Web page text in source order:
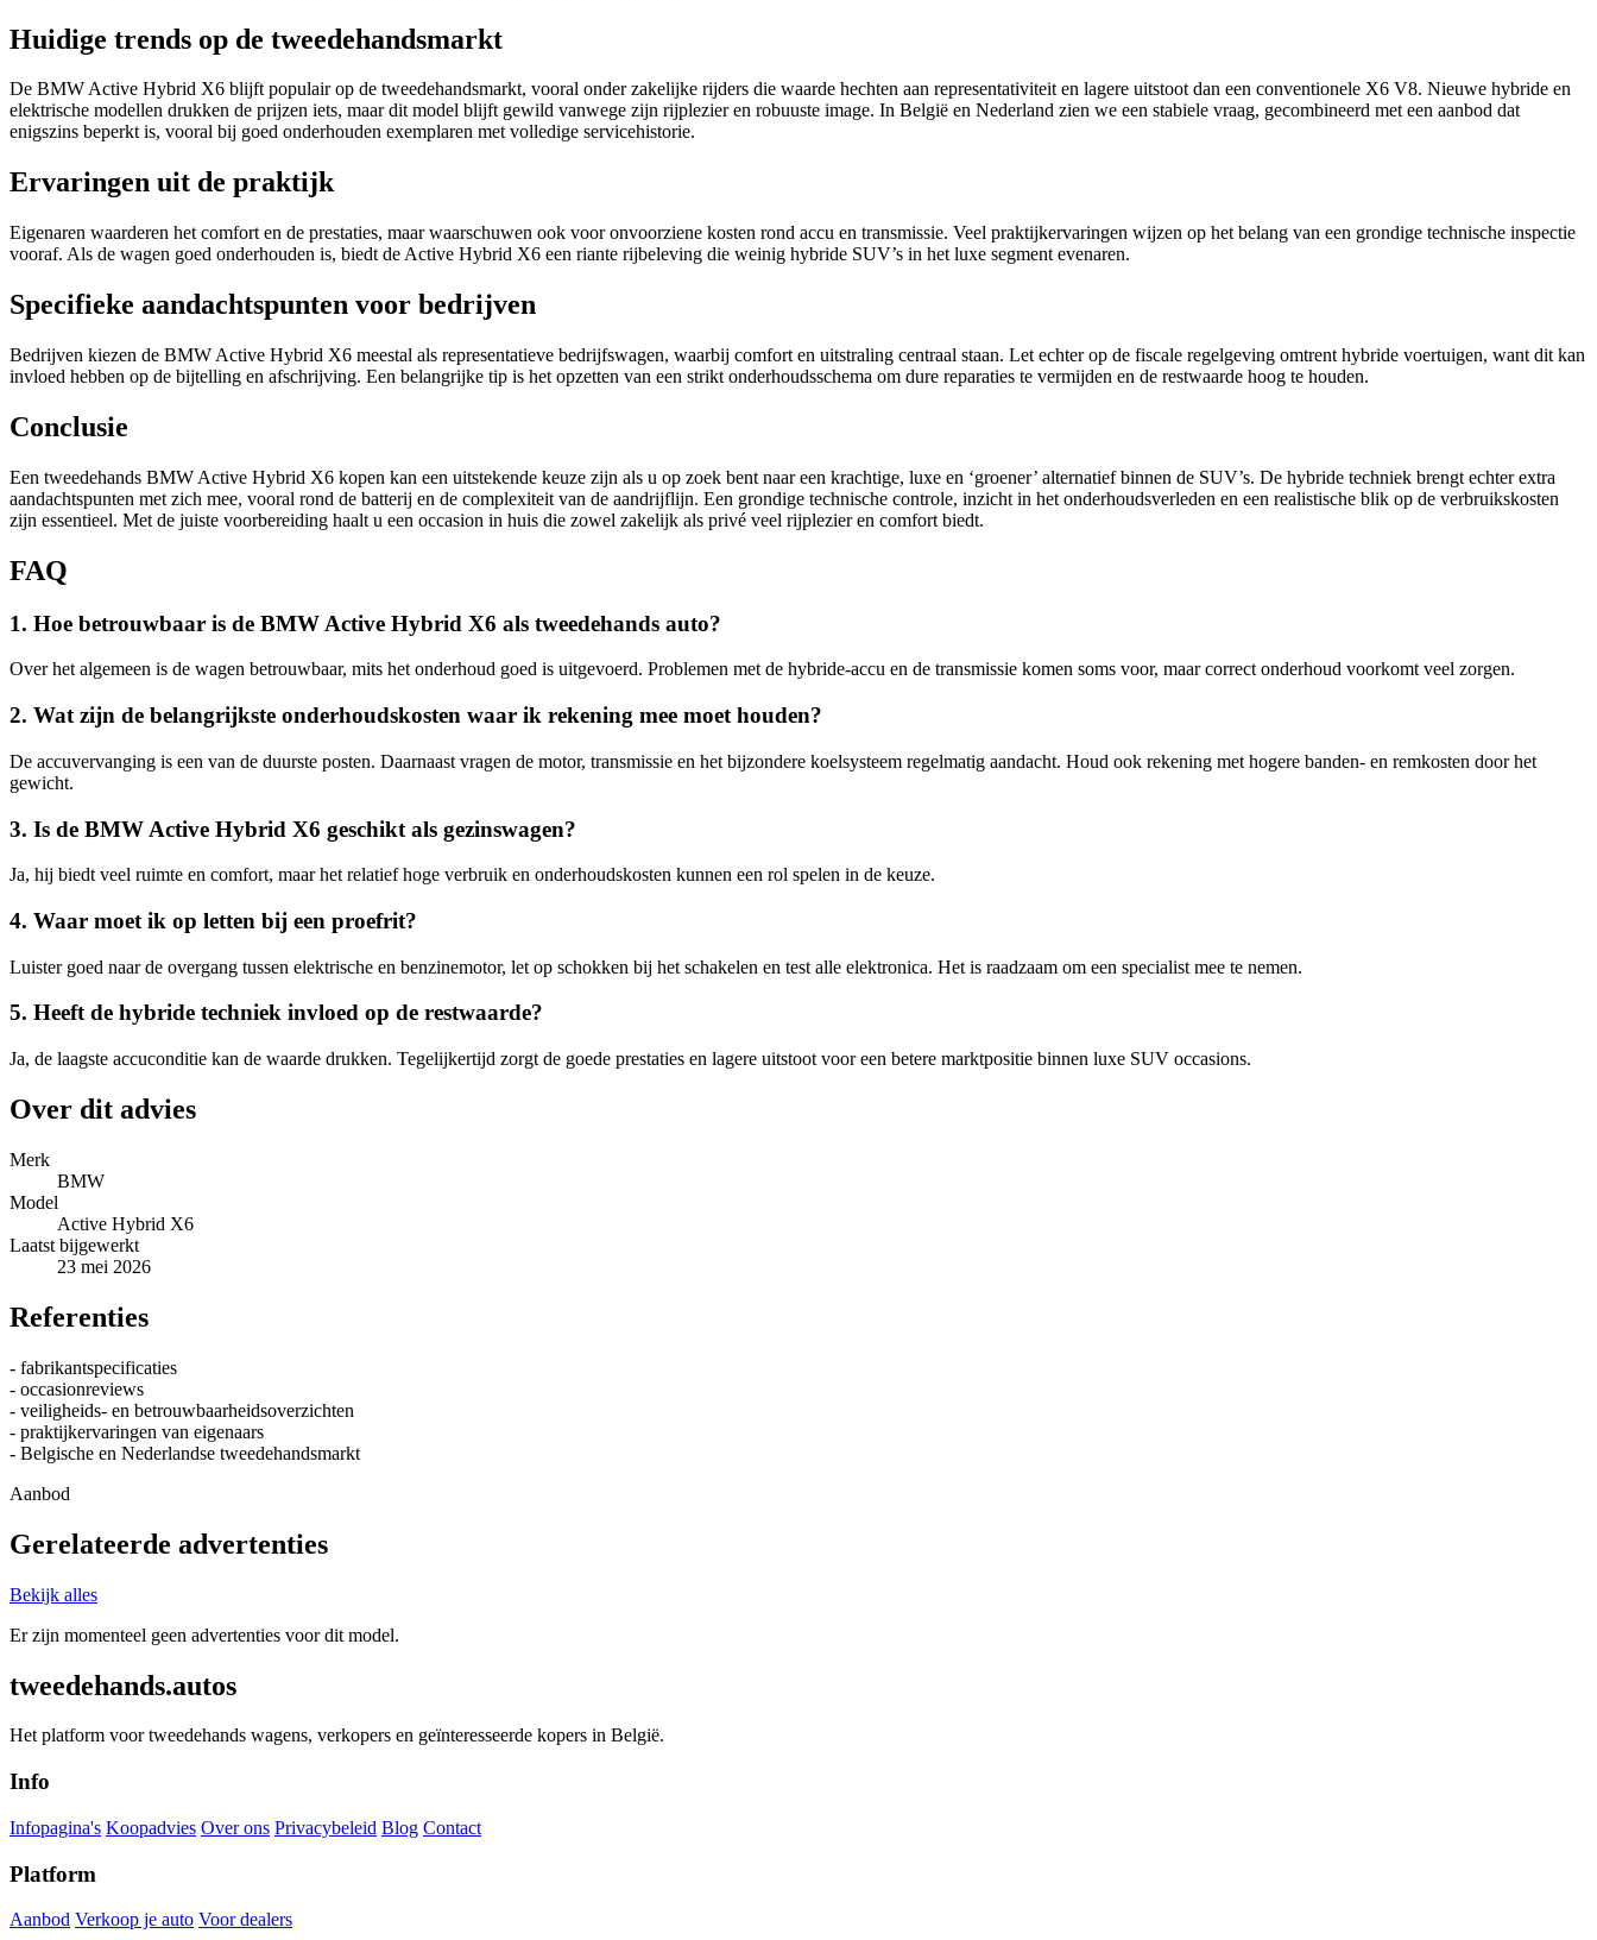
Huidige trends op de tweedehandsmarkt
De BMW Active Hybrid X6 blijft populair op de tweedehandsmarkt, vooral onder zakelijke rijders die waarde hechten aan representativiteit en lagere uitstoot dan een conventionele X6 V8. Nieuwe hybride en
elektrische modellen drukken de prijzen iets, maar dit model blijft gewild vanwege zijn rijplezier en robuuste image. In België en Nederland zien we een stabiele vraag, gecombineerd met een aanbod dat
enigszins beperkt is, vooral bij goed onderhouden exemplaren met volledige servicehistorie.
Ervaringen uit de praktijk
Eigenaren waarderen het comfort en de prestaties, maar waarschuwen ook voor onvoorziene kosten rond accu en transmissie. Veel praktijkervaringen wijzen op het belang van een grondige technische inspectie
vooraf. Als de wagen goed onderhouden is, biedt de Active Hybrid X6 een riante rijbeleving die weinig hybride SUV’s in het luxe segment evenaren.
Specifieke aandachtspunten voor bedrijven
Bedrijven kiezen de BMW Active Hybrid X6 meestal als representatieve bedrijfswagen, waarbij comfort en uitstraling centraal staan. Let echter op de fiscale regelgeving omtrent hybride voertuigen, want dit kan
invloed hebben op de bijtelling en afschrijving. Een belangrijke tip is het opzetten van een strikt onderhoudsschema om dure reparaties te vermijden en de restwaarde hoog te houden.
Conclusie
Een tweedehands BMW Active Hybrid X6 kopen kan een uitstekende keuze zijn als u op zoek bent naar een krachtige, luxe en ‘groener’ alternatief binnen de SUV’s. De hybride techniek brengt echter extra
aandachtspunten met zich mee, vooral rond de batterij en de complexiteit van de aandrijflijn. Een grondige technische controle, inzicht in het onderhoudsverleden en een realistische blik op de verbruikskosten
zijn essentieel. Met de juiste voorbereiding haalt u een occasion in huis die zowel zakelijk als privé veel rijplezier en comfort biedt.
FAQ
1. Hoe betrouwbaar is de BMW Active Hybrid X6 als tweedehands auto?
Over het algemeen is de wagen betrouwbaar, mits het onderhoud goed is uitgevoerd. Problemen met de hybride-accu en de transmissie komen soms voor, maar correct onderhoud voorkomt veel zorgen.
2. Wat zijn de belangrijkste onderhoudskosten waar ik rekening mee moet houden?
De accuvervanging is een van de duurste posten. Daarnaast vragen de motor, transmissie en het bijzondere koelsysteem regelmatig aandacht. Houd ook rekening met hogere banden- en remkosten door het
gewicht.
3. Is de BMW Active Hybrid X6 geschikt als gezinswagen?
Ja, hij biedt veel ruimte en comfort, maar het relatief hoge verbruik en onderhoudskosten kunnen een rol spelen in de keuze.
4. Waar moet ik op letten bij een proefrit?
Luister goed naar de overgang tussen elektrische en benzinemotor, let op schokken bij het schakelen en test alle elektronica. Het is raadzaam om een specialist mee te nemen.
5. Heeft de hybride techniek invloed op de restwaarde?
Ja, de laagste accuconditie kan de waarde drukken. Tegelijkertijd zorgt de goede prestaties en lagere uitstoot voor een betere marktpositie binnen luxe SUV occasions.
Over dit advies
Merk
BMW
Model
Active Hybrid X6
Laatst bijgewerkt
23 mei 2026
Referenties
- fabrikantspecificaties
- occasionreviews
- veiligheids- en betrouwbaarheidsoverzichten
- praktijkervaringen van eigenaars
- Belgische en Nederlandse tweedehandsmarkt
Aanbod
Gerelateerde advertenties
Bekijk alles
Er zijn momenteel geen advertenties voor dit model.
tweedehands.autos
Het platform voor tweedehands wagens, verkopers en geïnteresseerde kopers in België.
Info
Infopagina's Koopadvies Over ons Privacybeleid Blog Contact
Platform
Aanbod Verkoop je auto Voor dealers